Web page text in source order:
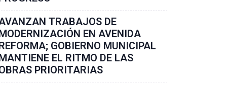
TRABAJOS DE
EN AVENIDA
GOBIERNO MUNICIPAL
EL RITMO DE LAS
PRIORITARIAS